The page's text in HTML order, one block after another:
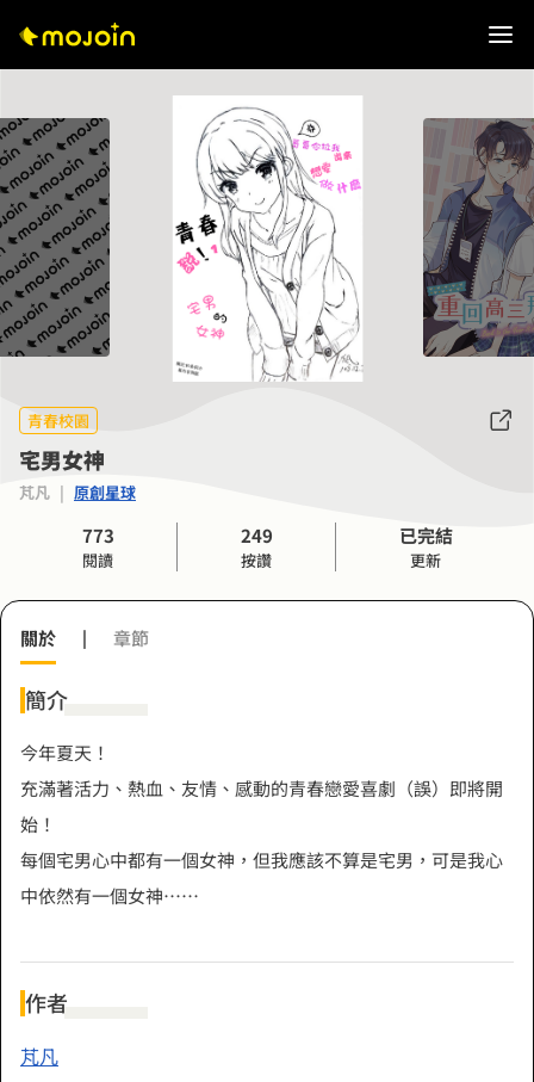
青春校園
宅男女神
芃凡 | 原創星球
773
閱讀
249
按讚
已完結
更新
關於 | 章節
簡介
今年夏天！
充滿著活力、熱血、友情、感動的青春戀愛喜劇（誤）即將開
始！
每個宅男心中都有一個女神，但我應該不算是宅男，可是我心
中依然有一個女神……
作者
芃凡